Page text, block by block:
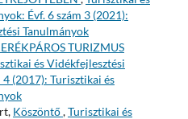
Évf. 6 szám 3 (2021):
Tanulmányok
TURIZMUS
és Vidékfejlesztési
4 (2017): Turisztikai és
Köszöntő,Turisztikai és